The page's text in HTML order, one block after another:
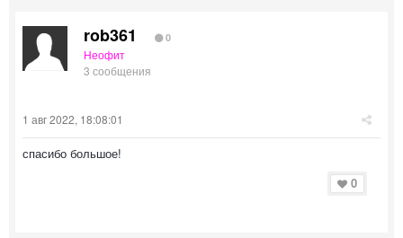
rob361 0
Неофит
3 сообщения
1 авг 2022, 18:08:01
спасибо большое!
0